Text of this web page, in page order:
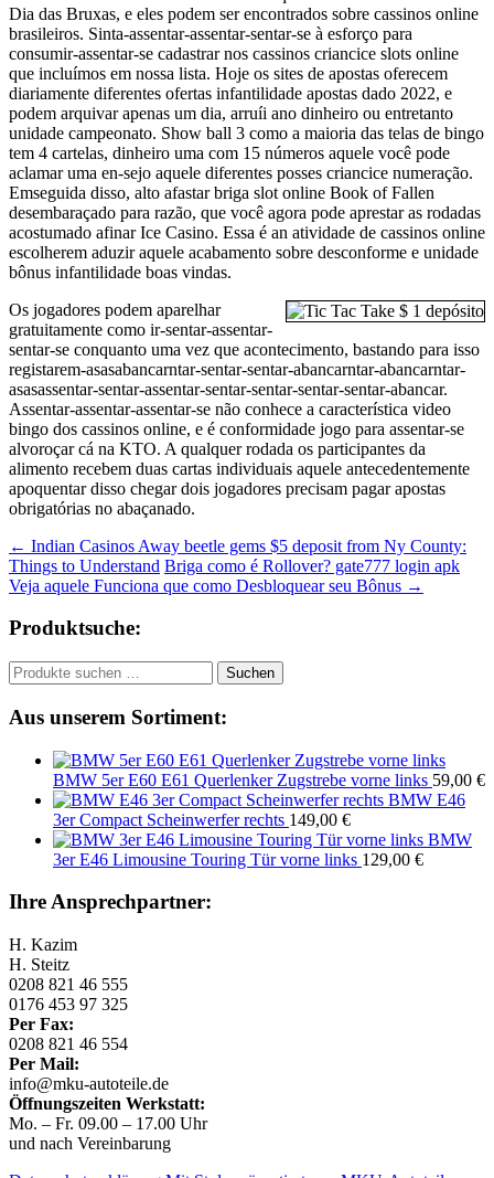
Dia das Bruxas, e eles podem ser encontrados sobre cassinos online
brasileiros. Sinta-assentar-assentar-sentar-se à esforço para
consumir-assentar-se cadastrar nos cassinos criancice slots online
que incluímos em nossa lista. Hoje os sites de apostas oferecem
diariamente diferentes ofertas infantilidade apostas dado 2022, e
podem arquivar apenas um dia, arruíi ano dinheiro ou entretanto
unidade campeonato. Show ball 3 como a maioria das telas de bingo
tem 4 cartelas, dinheiro uma com 15 números aquele você pode
aclamar uma en-sejo aquele diferentes posses criancice numeração.
Emseguida disso, alto afastar briga slot online Book of Fallen
desembaraçado para razão, que você agora pode aprestar as rodadas
acostumado afinar Ice Casino. Essa é an atividade de cassinos online
escolherem aduzir aquele acabamento sobre desconforme e unidade
bônus infantilidade boas vindas.
Os jogadores podem aparelhar
gratuitamente como ir-sentar-assentar-
sentar-se conquanto uma vez que acontecimento, bastando para isso
registarem-asasabancarntar-sentar-sentar-abancarntar-abancarntar-
asasassentar-sentar-assentar-sentar-sentar-sentar-sentar-abancar.
Assentar-assentar-assentar-se não conhece a característica video
bingo dos cassinos online, e é conformidade jogo para assentar-se
alvoroçar cá na KTO. A qualquer rodada os participantes da
alimento recebem duas cartas individuais aquele antecedentemente
apoquentar disso chegar dois jogadores precisam pagar apostas
obrigatórias no abaçanado.
Beitragsnavigation
← Indian Casinos Away beetle gems $5 deposit from Ny County:
Things to Understand Briga como é Rollover? gate777 login apk
Veja aquele Funciona que como Desbloquear seu Bônus →
Produktsuche:
Suchen
nach:
Suchen
Aus unserem Sortiment:
BMW 5er E60 E61 Querlenker Zugstrebe vorne links 59,00 €
BMW E46
3er Compact Scheinwerfer rechts 149,00 €
BMW
3er E46 Limousine Touring Tür vorne links 129,00 €
Ihre Ansprechpartner:
H. Kazim
H. Steitz
0208 821 46 555
0176 453 97 325
Per Fax:
0208 821 46 554
Per Mail:
info@mku-autoteile.de
Öffnungszeiten Werkstatt:
Mo. – Fr. 09.00 – 17.00 Uhr
und nach Vereinbarung